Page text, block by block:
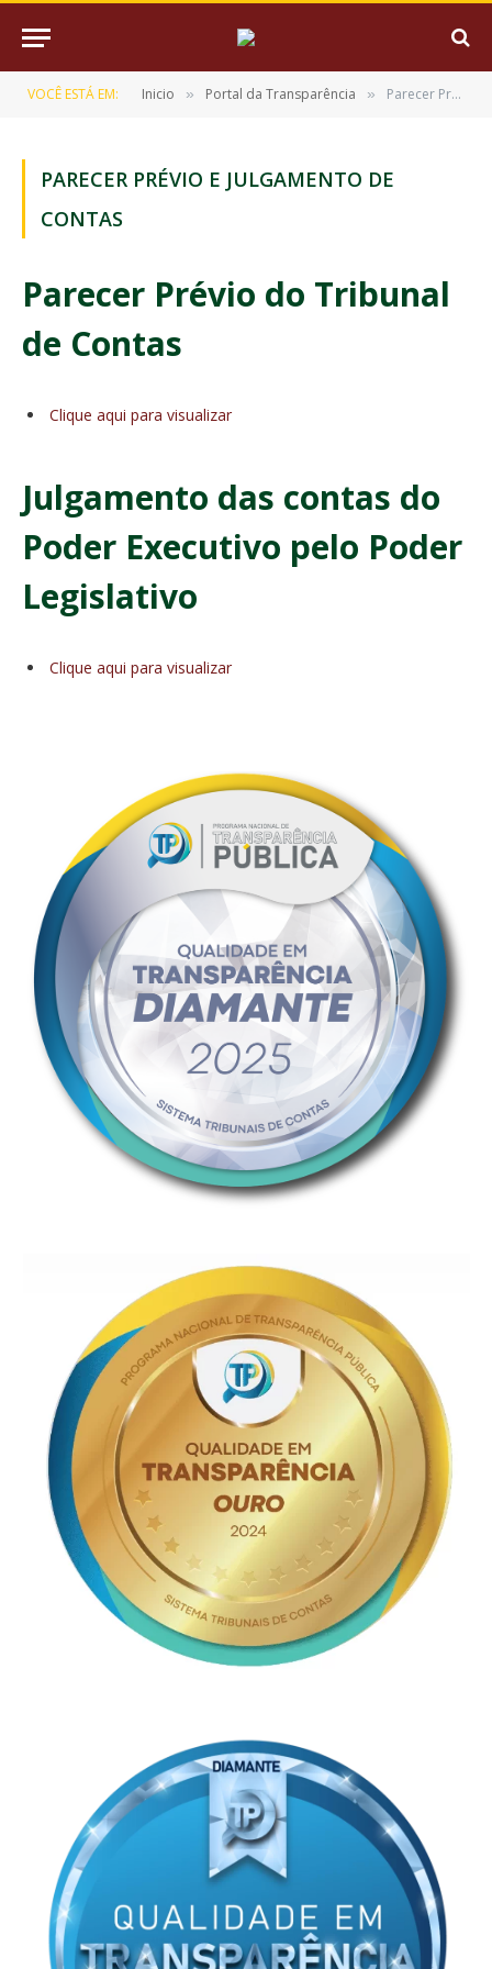
VOCÊ ESTÁ EM: Inicio » Portal da Transparência » Parecer Prévio e Julgamento de Contas
PARECER PRÉVIO E JULGAMENTO DE
CONTAS
Parecer Prévio do Tribunal
de Contas
Clique aqui para visualizar
Julgamento das contas do
Poder Executivo pelo Poder
Legislativo
Clique aqui para visualizar